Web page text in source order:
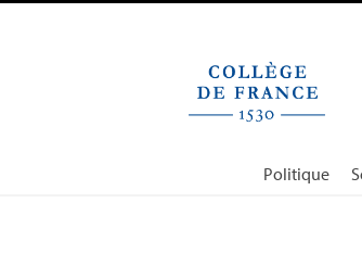
Politique